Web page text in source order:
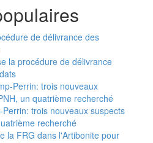
la procédure de délivrance
trois nouveaux suspects
recherché